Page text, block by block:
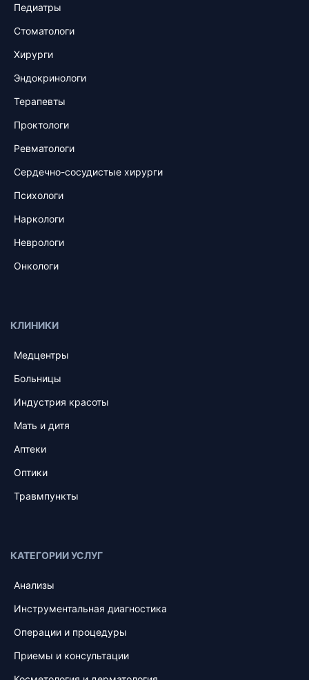
Педиатры
Стоматологи
Хирурги
Эндокринологи
Терапевты
Проктологи
Ревматологи
Сердечно-сосудистые хирурги
Психологи
Наркологи
Неврологи
Онкологи
КЛИНИКИ
Медцентры
Больницы
Индустрия красоты
Мать и дитя
Аптеки
Оптики
Травмпункты
КАТЕГОРИИ УСЛУГ
Анализы
Инструментальная диагностика
Операции и процедуры
Приемы и консультации